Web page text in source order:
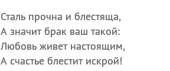
Сталь прочна и блестяща,
А значит брак ваш такой:
Любовь живет настоящим,
А счастье блестит искрой!